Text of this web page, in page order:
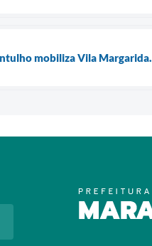
mobiliza Vila Margarida.